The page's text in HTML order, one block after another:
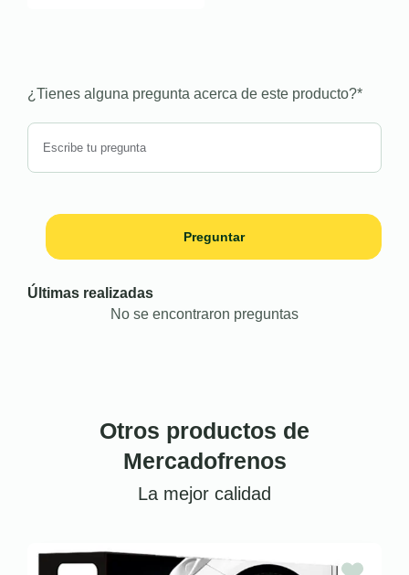
¿Tienes alguna pregunta acerca de este producto?*
Preguntar
Últimas realizadas
No se encontraron preguntas
Otros productos de
Mercadofrenos
La mejor calidad